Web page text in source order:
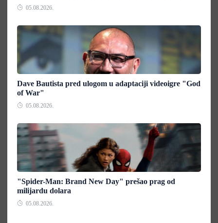
05.08.2026.
Dave Bautista pred ulogom u adaptaciji videoigre "God
of War"
05.08.2026.
"Spider-Man: Brand New Day" prešao prag od
milijardu dolara
05.08.2026.